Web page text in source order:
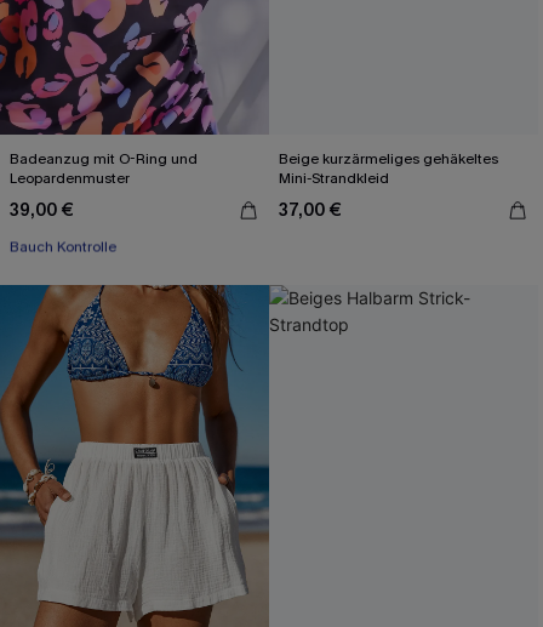
Badeanzug mit O-Ring und
Leopardenmuster
39,00 €
Mit Gratis-Maßband
Bauch Kontrolle
Beige kurzärmeliges gehäkeltes
Mini-Strandkleid
37,00 €